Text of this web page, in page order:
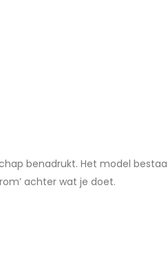
benadrukt. Het model
achter wat je doet.